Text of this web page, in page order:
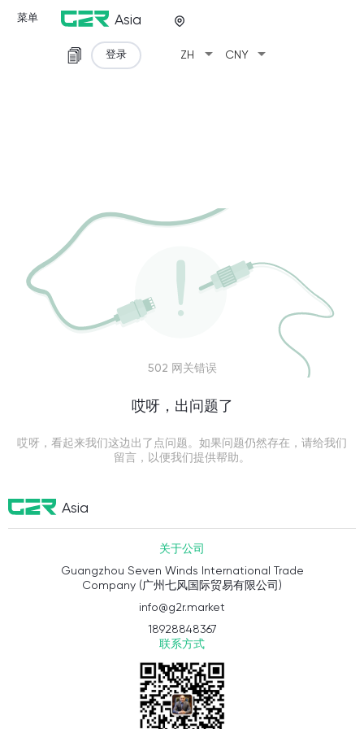
菜单 Asia
ZH arrow_drop_down CNY arrow_drop_down
登录
502 网关错误
哎呀，出问题了
哎呀，看起来我们这边出了点问题。如果问题仍然存在，请给我们
留言，以便我们提供帮助。
Asia
关于公司
Guangzhou Seven Winds International Trade
Company (广州七风国际贸易有限公司)
info@g2r.market
18928848367
联系方式